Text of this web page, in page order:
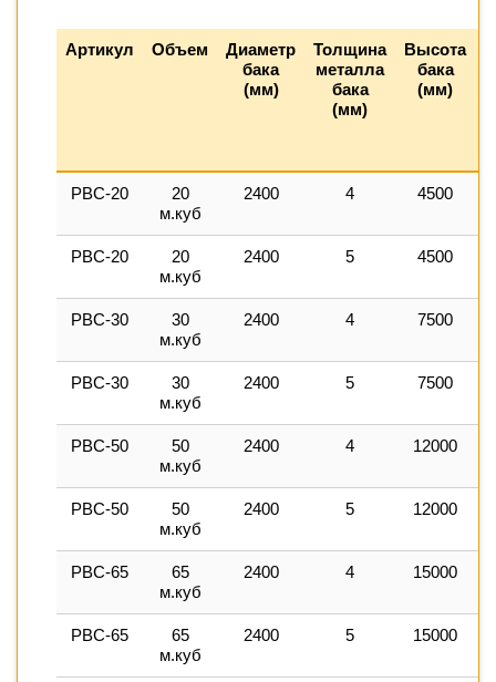
Артикул Объем
Диаметр
бака
(мм)
Толщина
металла
бака
(мм)
Высота
бака
(мм)
РВС-20
20
м.куб
2400 4 4500
РВС-20
20
м.куб
2400 5 4500
РВС-30
30
м.куб
2400 4 7500
РВС-30
30
м.куб
2400 5 7500
РВС-50
50
м.куб
2400 4 12000
РВС-50
50
м.куб
2400 5 12000
РВС-65
65
м.куб
2400 4 15000
РВС-65
65
м.куб
2400 5 15000